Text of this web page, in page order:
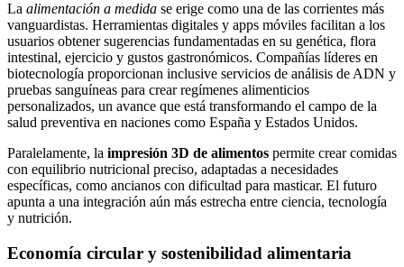
La alimentación a medida se erige como una de las corrientes más
vanguardistas. Herramientas digitales y apps móviles facilitan a los
usuarios obtener sugerencias fundamentadas en su genética, flora
intestinal, ejercicio y gustos gastronómicos. Compañías líderes en
biotecnología proporcionan inclusive servicios de análisis de ADN y
pruebas sanguíneas para crear regímenes alimenticios
personalizados, un avance que está transformando el campo de la
salud preventiva en naciones como España y Estados Unidos.
Paralelamente, la impresión 3D de alimentos permite crear comidas
con equilibrio nutricional preciso, adaptadas a necesidades
específicas, como ancianos con dificultad para masticar. El futuro
apunta a una integración aún más estrecha entre ciencia, tecnología
y nutrición.
Economía circular y sostenibilidad alimentaria